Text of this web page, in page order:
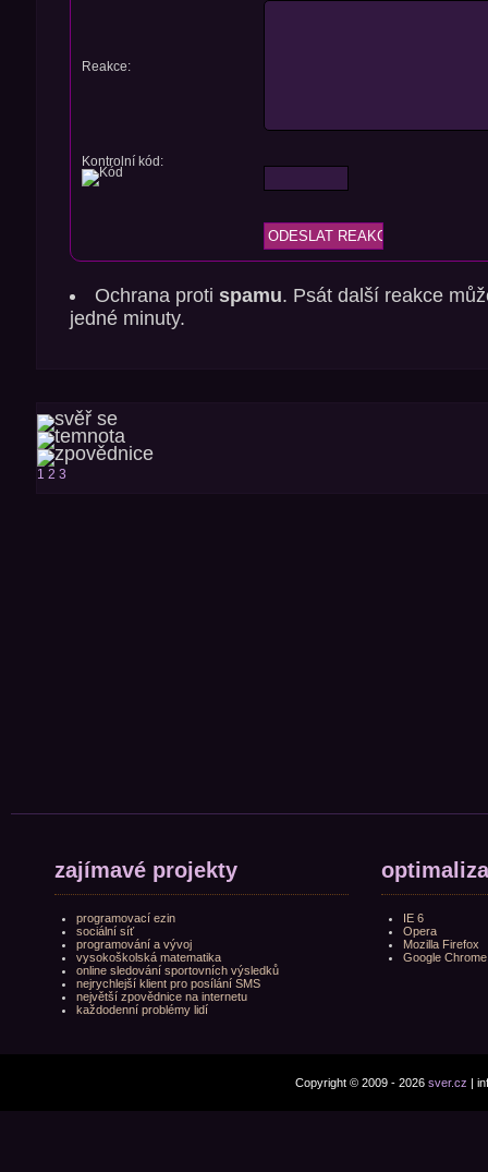
Reakce:
Kontrolní kód:
Ochrana protispamu. Psát další reakce
jedné minuty.
1 2 3
zajímavé projekty
programovací ezin
sociální síť
programování a vývoj
vysokoškolská matematika
online sledování sportovních výsledků
nejrychlejší klient pro posílání SMS
největší zpovědnice na internetu
každodenní problémy lidí
IE 6
Opera
Mozilla Firefox
Google Chrome
Copyright © 2009 - 2026 sver.cz |